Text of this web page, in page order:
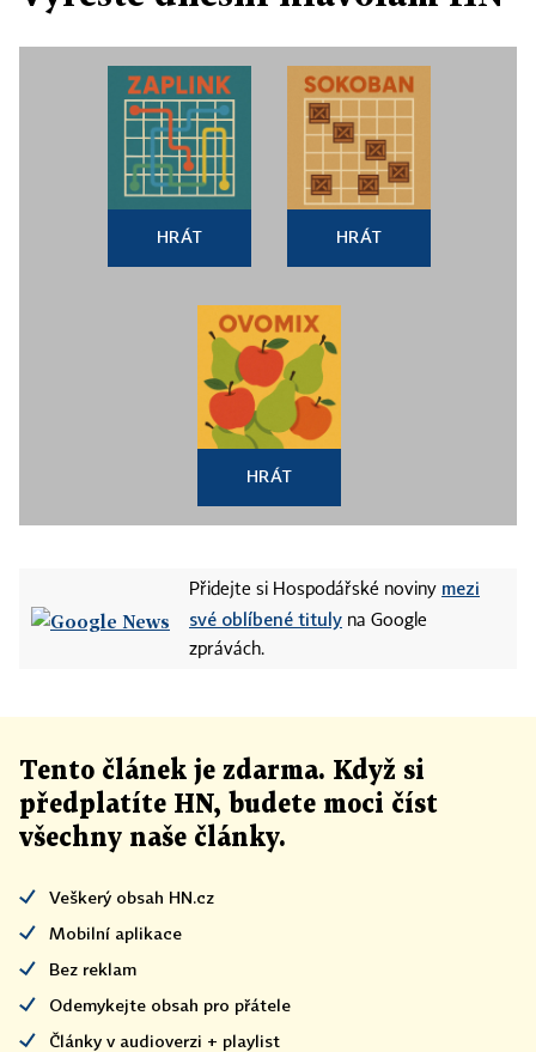
HRÁT HRÁT
HRÁT
Přidejte si Hospodářské noviny mezi
své oblíbené tituly na Google
zprávách.
Tento článek je zdarma. Když si
předplatíte HN, budete moci číst
všechny naše články.
Veškerý obsah HN.cz
Mobilní aplikace
Bez reklam
Odemykejte obsah pro přátele
Články v audioverzi + playlist